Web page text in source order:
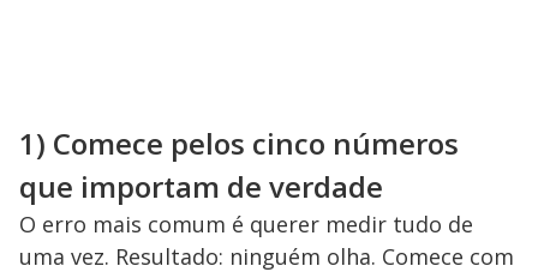
1) Comece pelos cinco números
que importam de verdade
O erro mais comum é querer medir tudo de
uma vez. Resultado: ninguém olha. Comece com